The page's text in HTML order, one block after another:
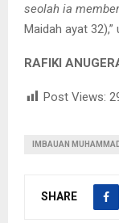
seolah ia
Maidah ayat 32),”
RAFIKI
Post Views:
IMBAUAN
SHARE